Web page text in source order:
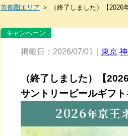
首都圏エリア ＞ （終了しました）【
キャンペーン
掲載日：2026/07/01｜ 東京 神
（終了しました）【
サントリービールギフ